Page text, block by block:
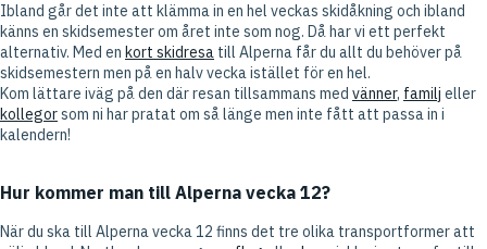
Ibland går det inte att klämma in en hel veckas skidåkning och ibland
känns en skidsemester om året inte som nog. Då har vi ett perfekt
alternativ. Med en kort skidresa till Alperna får du allt du behöver på
skidsemestern men på en halv vecka istället för en hel.
Kom lättare iväg på den där resan tillsammans med vänner, familj eller
kollegorsom ni har pratat om så länge men inte fått att passa in i
kalendern!
Hur kommer man till Alperna vecka 12?
När du ska till Alperna vecka 12 finns det tre olika transportformer att